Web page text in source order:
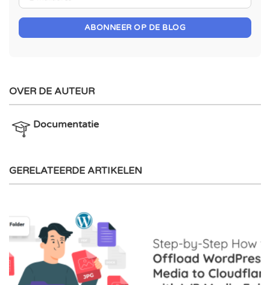
ABONNEER OP DE BLOG
OVER DE AUTEUR
Documentatie
GERELATEERDE ARTIKELEN